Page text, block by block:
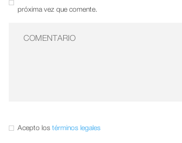
próxima vez que comente.
Acepto los términos legales